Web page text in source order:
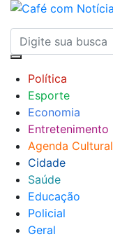
Política
Esporte
Economia
Entretenimento
Agenda Cultural
Cidade
Saúde
Educação
Policial
Geral